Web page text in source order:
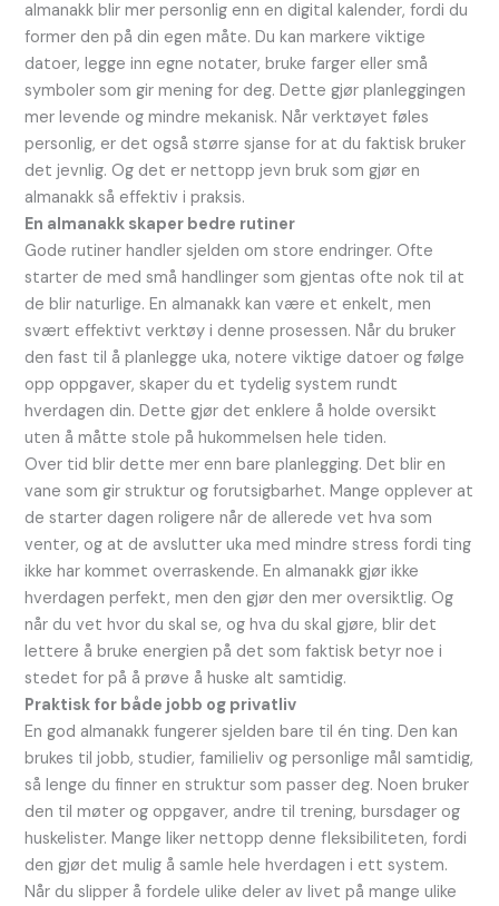
almanakk blir mer personlig enn en digital kalender, fordi du
former den på din egen måte. Du kan markere viktige
datoer, legge inn egne notater, bruke farger eller små
symboler som gir mening for deg. Dette gjør planleggingen
mer levende og mindre mekanisk. Når verktøyet føles
personlig, er det også større sjanse for at du faktisk bruker
det jevnlig. Og det er nettopp jevn bruk som gjør en
almanakk så effektiv i praksis.
En almanakk skaper bedre rutiner
Gode rutiner handler sjelden om store endringer. Ofte
starter de med små handlinger som gjentas ofte nok til at
de blir naturlige. En almanakk kan være et enkelt, men
svært effektivt verktøy i denne prosessen. Når du bruker
den fast til å planlegge uka, notere viktige datoer og følge
opp oppgaver, skaper du et tydelig system rundt
hverdagen din. Dette gjør det enklere å holde oversikt
uten å måtte stole på hukommelsen hele tiden.
Over tid blir dette mer enn bare planlegging. Det blir en
vane som gir struktur og forutsigbarhet. Mange opplever at
de starter dagen roligere når de allerede vet hva som
venter, og at de avslutter uka med mindre stress fordi ting
ikke har kommet overraskende. En almanakk gjør ikke
hverdagen perfekt, men den gjør den mer oversiktlig. Og
når du vet hvor du skal se, og hva du skal gjøre, blir det
lettere å bruke energien på det som faktisk betyr noe i
stedet for på å prøve å huske alt samtidig.
Praktisk for både jobb og privatliv
En god almanakk fungerer sjelden bare til én ting. Den kan
brukes til jobb, studier, familieliv og personlige mål samtidig,
så lenge du finner en struktur som passer deg. Noen bruker
den til møter og oppgaver, andre til trening, bursdager og
huskelister. Mange liker nettopp denne fleksibiliteten, fordi
den gjør det mulig å samle hele hverdagen i ett system.
Når du slipper å fordele ulike deler av livet på mange ulike